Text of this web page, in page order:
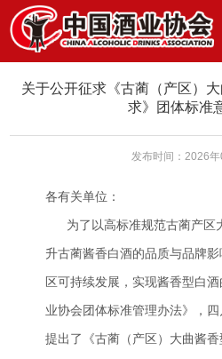
关于公开征求《古蔺（产区）
求》团体标准
发布时间：2026年
各有关单位：
为了以高标准规范古蔺产区
升古蔺酱香白酒的品质与品牌
区可持续发展，实现酱香型白
业协会团体标准管理办法》，
提出了《古蔺（产区）大曲酱